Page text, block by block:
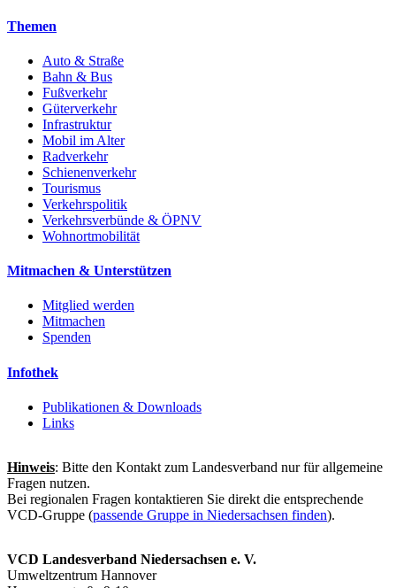
Themen
Auto & Straße
Bahn & Bus
Fußverkehr
Güterverkehr
Infrastruktur
Mobil im Alter
Radverkehr
Schienenverkehr
Tourismus
Verkehrspolitik
Verkehrsverbünde & ÖPNV
Wohnortmobilität
Mitmachen & Unterstützen
Mitglied werden
Mitmachen
Spenden
Infothek
Publikationen & Downloads
Links
Hinweis: Bitte den Kontakt zum Landesverband nur für allgemeine
Fragen nutzen.
Bei regionalen Fragen kontaktieren Sie direkt die entsprechende
VCD-Gruppe (passende Gruppe in Niedersachsen finden).
VCD Landesverband Niedersachsen e. V.
Umweltzentrum Hannover